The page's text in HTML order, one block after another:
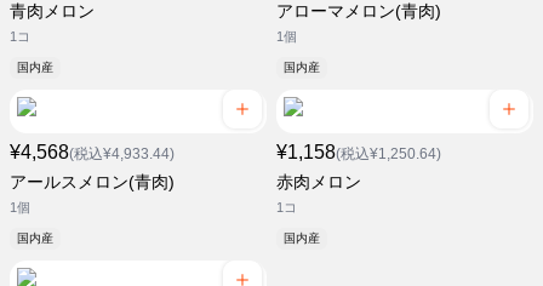
青肉メロン
1コ
国内産
アローマメロン(青肉)
1個
国内産
¥4,568(税込¥4,933.44)
アールスメロン(青肉)
1個
国内産
¥1,158(税込¥1,250.64)
赤肉メロン
1コ
国内産